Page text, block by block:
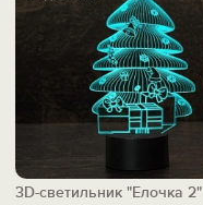
3D-светильник "Елочка 2"